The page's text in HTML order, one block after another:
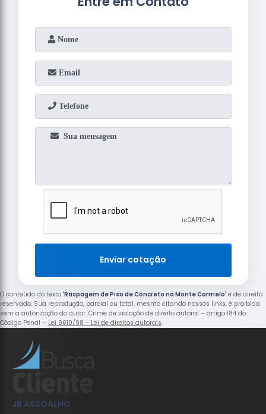
Enviar cotação
O conteúdo do texto "Raspagem de Piso de Concreto na Monte Carmelo" é de direito
reservado. Sua reprodução, parcial ou total, mesmo citando nossos links, é proibida
sem a autorização do autor. Crime de violação de direito autoral – artigo 184 do
Código Penal – Lei 9610/98 - Lei de direitos autorais.
JR ASSOALHO